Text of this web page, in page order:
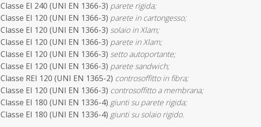
Classe EI 240 (UNI EN 1366-3) parete rigida;
Classe EI 120 (UNI EN 1366-3) parete in cartongesso;
Classe EI 120 (UNI EN 1366-3) solaio in Xlam;
Classe EI 120 (UNI EN 1366-3) parete in Xlam;
Classe EI 120 (UNI EN 1366-3) setto autoportante;
Classe EI 120 (UNI EN 1366-3) parete sandwich;
Classe REI 120 (UNI EN 1365-2) controsoffitto in fibra;
Classe EI 120 (UNI EN 1366-3) controsoffitto a membrana;
Classe EI 180 (UNI EN 1336-4) giunti su parete rigida;
Classe EI 180 (UNI EN 1336-4) giunti su solaio rigido.